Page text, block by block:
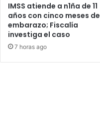
IMSS atiende a n1ña de 11
años con cinco meses de
embarazo; Fiscalía
investiga el caso
7 horas ago